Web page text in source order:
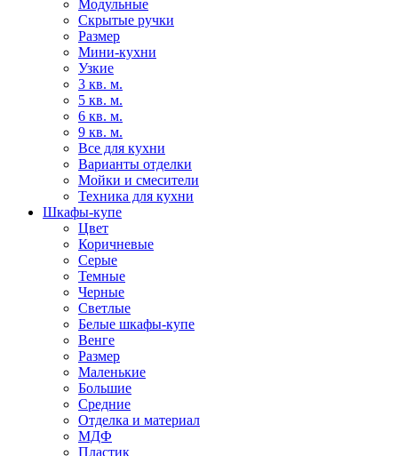
Модульные
Скрытые ручки
Размер
Мини-кухни
Узкие
3 кв. м.
5 кв. м.
6 кв. м.
9 кв. м.
Все для кухни
Варианты отделки
Мойки и смесители
Техника для кухни
Шкафы-купе
Цвет
Коричневые
Серые
Темные
Черные
Светлые
Белые шкафы-купе
Венге
Размер
Маленькие
Большие
Средние
Отделка и материал
МДФ
Пластик